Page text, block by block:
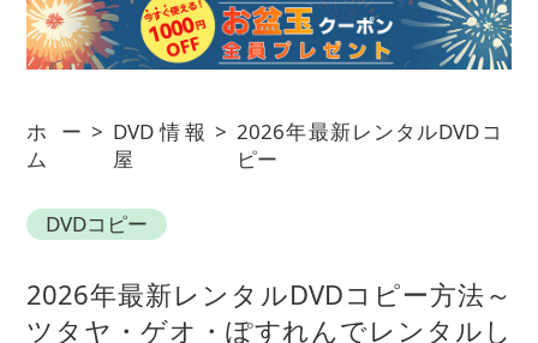
ホー
ム
> DVD情報
屋
> 2026年最新レンタルDVDコ
ピー
DVDコピー
2026年最新レンタルDVDコピー方法～
ツタヤ・ゲオ・ぽすれんでレンタルし